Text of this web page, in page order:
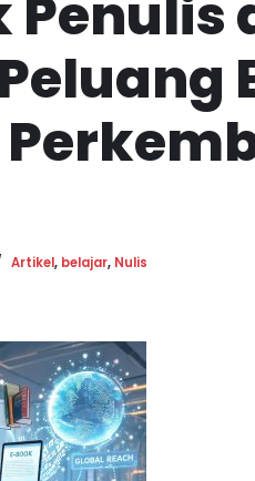
Penulis
Artikel, belajar, Nulis